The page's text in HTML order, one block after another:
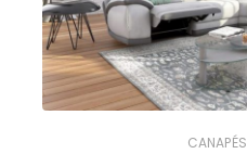
CANAPÉS